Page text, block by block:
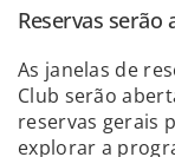
Reservas serão
As janelas de
Club serão
reservas gerais
explorar a